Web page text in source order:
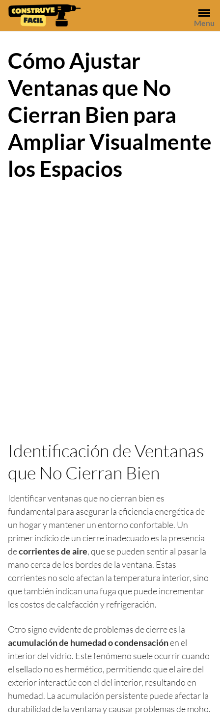
Skip
content
Menu
Cómo Ajustar
Ventanas que No
Cierran Bien para
Ampliar Visualmente
los Espacios
Identificación de Ventanas
que No Cierran Bien
Identificar ventanas que no cierran bien es
fundamental para asegurar la eficiencia energética de
un hogar y mantener un entorno confortable. Un
primer indicio de un cierre inadecuado es la presencia
decorrientes de aire, que se pueden sentir al pasar la
mano cerca de los bordes de la ventana. Estas
corrientes no solo afectan la temperatura interior, sino
que también indican una fuga que puede incrementar
los costos de calefacción y refrigeración.
Otro signo evidente de problemas de cierre es la
acumulación de humedad o condensaciónen el
interior del vidrio. Este fenómeno suele ocurrir cuando
el sellado no es hermético, permitiendo que el aire del
exterior interactúe con el del interior, resultando en
humedad. La acumulación persistente puede afectar la
durabilidad de la ventana y causar problemas de moho.